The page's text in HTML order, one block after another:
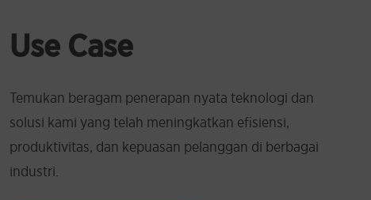
Use Case
Temukan beragam penerapan nyata teknologi dan
solusi kami yang telah meningkatkan efisiensi,
produktivitas, dan kepuasan pelanggan di berbagai
industri.